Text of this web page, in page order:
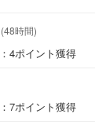
(48時間)
：4ポイント獲得
：7ポイント獲得